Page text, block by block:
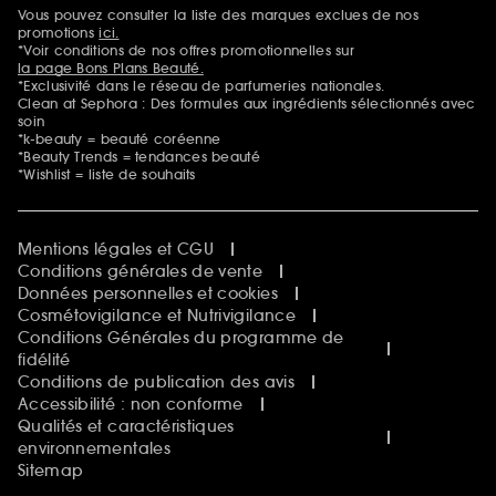
Sephora Beautiful Club
Clean at Sephora
Idées & Inspirations Beauté
Mentions additionnelles
Vous pouvez consulter la liste des marques exclues de nos
promotionsici.
*Voir conditions de nos offres promotionnelles sur
la page Bons Plans Beauté.
*Exclusivité dans le réseau de parfumeries nationales.
Clean at Sephora : Des formules aux ingrédients sélectionnés avec
soin
*k-beauty = beauté coréenne
*Beauty Trends = tendances beauté
*Wishlist = liste de souhaits
Mentions légales et CGU
Conditions générales de vente
Données personnelles et cookies
Cosmétovigilance et Nutrivigilance
Conditions Générales du programme de
fidélité
Conditions de publication des avis
Accessibilité : non conforme
Qualités et caractéristiques
environnementales
Sitemap